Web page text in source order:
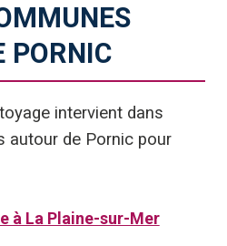
PORNIC
intervient dans
autour de Pornic pour
à La Plaine-sur-Mer